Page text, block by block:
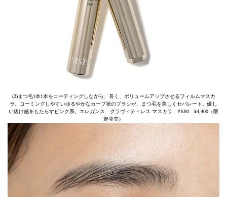
(2)まつ毛1本1本をコーティングしながら、長く、ボリュームアップさせるフィルムマスカ
ラ。コーミングしやすいゆるやかなカーブ状のブラシが、まつ毛を美しくセパレート。優し
い抜け感をもたらすピンク系。エレガンス グラヴィティレス マスカラ PK80 ¥4,400（限
定発売）